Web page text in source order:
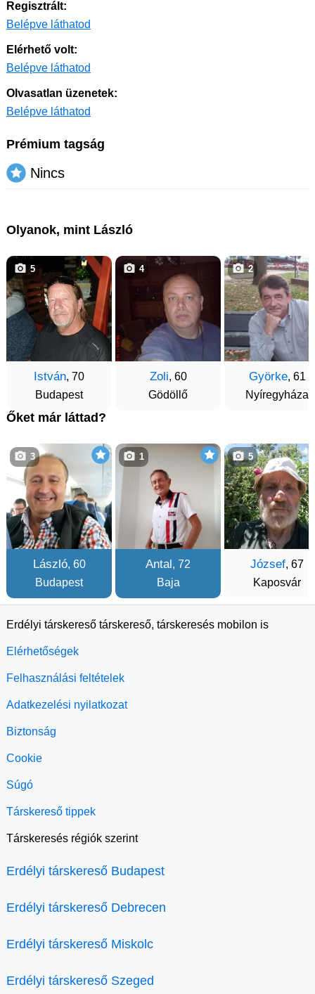
Regisztrált:
Belépve láthatod
Elérhető volt:
Belépve láthatod
Olvasatlan üzenetek:
Belépve láthatod
Prémium tagság
Nincs
Olyanok, mint László
István, 70
Budapest
5
Zoli, 60
Gödöllő
4
Györke, 61
Nyíregyháza
2
Őket már láttad?
László, 60
Budapest
3
Antal , 72
Baja
1
József, 67
Kaposvár
5
Erdélyi társkereső társkereső, társkeresés mobilon is
Elérhetőségek
Felhasználási feltételek
Adatkezelési nyilatkozat
Biztonság
Cookie
Súgó
Társkereső tippek
Társkeresés régiók szerint
Erdélyi társkereső Budapest
Erdélyi társkereső Debrecen
Erdélyi társkereső Miskolc
Erdélyi társkereső Szeged